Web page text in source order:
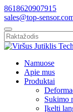
8618620907915
sales@top-
Namuose
Apie mus
Produktai
Sukimo
Įkelti